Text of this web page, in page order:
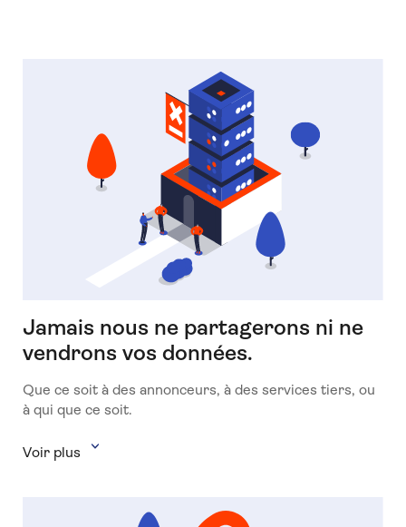
Jamais nous ne partagerons ni ne
vendrons vos données.
Que ce soit à des annonceurs, à des services tiers, ou
à qui que ce soit.
Voir plus